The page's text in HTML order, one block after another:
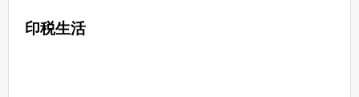
印税生活